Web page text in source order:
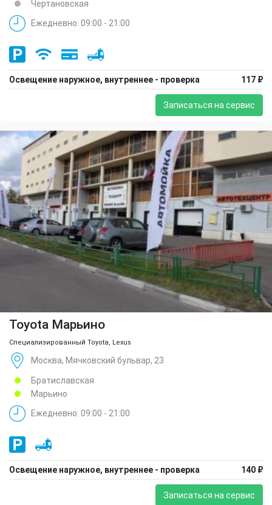
Чертановская
Ежедневно: 09:00 - 21:00
Освещение наружное, внутреннее - проверка 117 ₽
Записаться на сервис
Toyota Марьино
Специализированный Toyota, Lexus
Москва, Мячковский бульвар, 23
Братиславская
Марьино
Ежедневно: 09:00 - 21:00
Освещение наружное, внутреннее - проверка 140 ₽
Записаться на сервис